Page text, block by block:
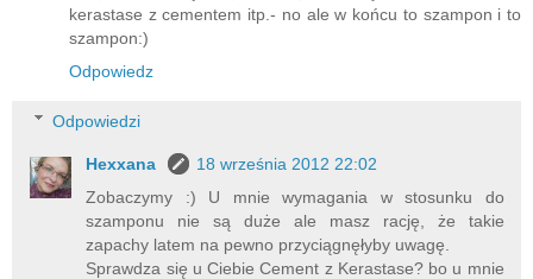
kerastase z cementem itp.- no ale w końcu to szampon i to
szampon:)
Odpowiedz
Odpowiedzi
Hexxana
18 września 2012 22:02
Zobaczymy :) U mnie wymagania w stosunku do
szamponu nie są duże ale masz rację, że takie
zapachy latem na pewno przyciągnęłyby uwagę.
Sprawdza się u Ciebie Cement z Kerastase? bo u mnie